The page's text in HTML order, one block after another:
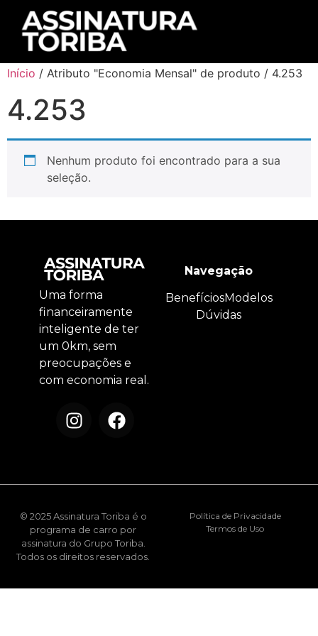
Início / Atributo "Economia Mensal" de produto / 4.253
4.253
Nenhum produto foi encontrado para a sua
seleção.
Uma forma
financeiramente
inteligente de ter
um 0km, sem
preocupações e
com economia real.
Navegação
BenefíciosModelos
Dúvidas
© 2025 Assinatura Toriba é o
programa de carro por
assinatura do Grupo Toriba.
Todos os direitos reservados.
Política de Privacidade
Termos de Uso